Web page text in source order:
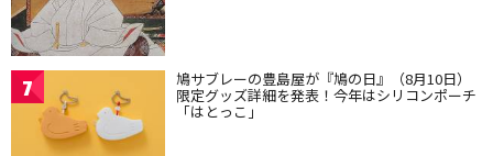
7 鳩サブレーの豊島屋が『鳩の日』（8月10日）
限定グッズ詳細を発表！今年はシリコンポーチ
「はとっこ」